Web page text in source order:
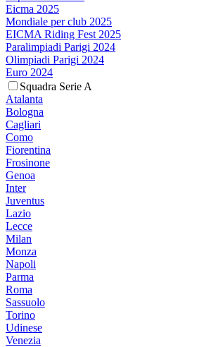
Eicma 2025
Mondiale per club 2025
EICMA Riding Fest 2025
Paralimpiadi Parigi 2024
Olimpiadi Parigi 2024
Euro 2024
Squadra Serie A
Atalanta
Bologna
Cagliari
Como
Fiorentina
Frosinone
Genoa
Inter
Juventus
Lazio
Lecce
Milan
Monza
Napoli
Parma
Roma
Sassuolo
Torino
Udinese
Venezia